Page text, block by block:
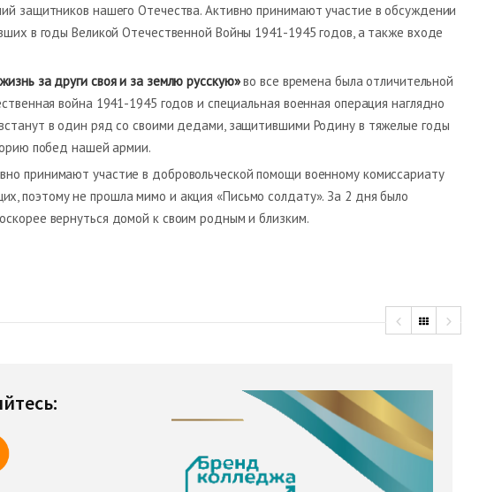
защитников нашего Отечества. Активно принимают участие в обсуждении
в годы Великой Отечественной Войны 1941-1945 годов, а также входе
за други своя и за землю русскую»во все времена была отличительной
война 1941-1945 годов и специальная военная операция наглядно
в один ряд со своими дедами, защитившими Родину в тяжелые годы
побед нашей армии.
принимают участие в добровольческой помощи военному комиссариату
поэтому не прошла мимо и акция «Письмо солдату». За 2 дня было
вернуться домой к своим родным и близким.